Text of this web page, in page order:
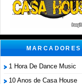
MARCADORES
1 Hora De Dance Music
10 Anos de Casa House